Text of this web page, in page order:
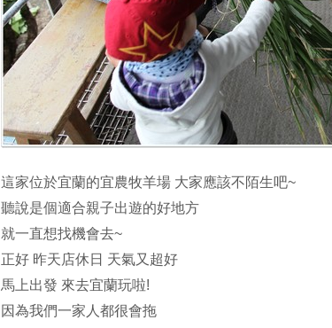
這家位於宜蘭的宜農牧羊場 大家應該不陌生吧~
聽說是個適合親子出遊的好地方
就一直想找機會去~
正好 昨天店休日 天氣又超好
馬上出發 來去宜蘭玩啦!
因為我們一家人都很會拖